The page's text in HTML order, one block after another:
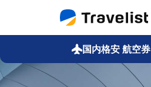
国内格安航空券